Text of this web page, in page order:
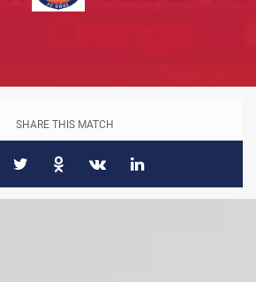
SHARE THIS MATCH